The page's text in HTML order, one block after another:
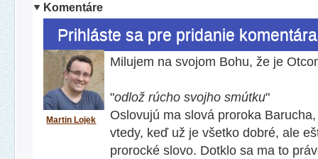
Komentáre
Prihláste sa pre pridanie komentára
Martin Lojek
Milujem na svojom Bohu, že je
"odlož rúcho svojho smútku"
Oslovujú ma slová proroka
vtedy, keď už je všetko dobré, ale
prorocké slovo. Dotklo sa ma to